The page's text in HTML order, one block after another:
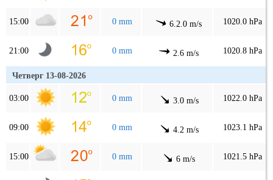
15:00 0 mm 6.2.0 m/s 1020.0 hPa
21:00 0 mm 2.6 m/s 1020.8 hPa
Четверг 13-08-2026
03:00 0 mm 3.0 m/s 1022.0 hPa
09:00 0 mm 4.2 m/s 1023.1 hPa
15:00 0 mm 6 m/s 1021.5 hPa